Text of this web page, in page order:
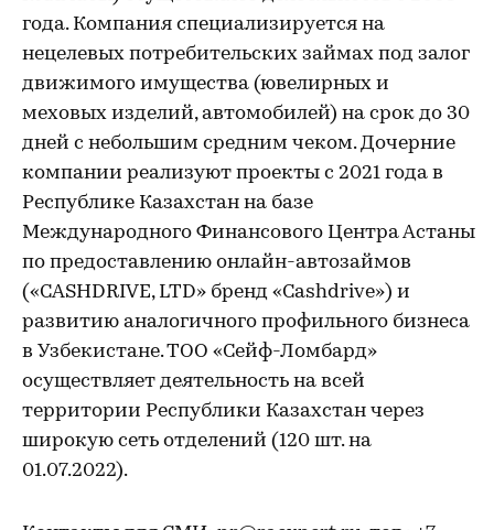
года. Компания специализируется на
нецелевых потребительских займах под залог
движимого имущества (ювелирных и
меховых изделий, автомобилей) на срок до 30
дней с небольшим средним чеком. Дочерние
компании реализуют проекты с 2021 года в
Республике Казахстан на базе
Международного Финансового Центра Астаны
по предоставлению онлайн-автозаймов
(«CASHDRIVE, LTD» бренд «Cashdrive») и
развитию аналогичного профильного бизнеса
в Узбекистане. ТОО «Сейф-Ломбард»
осуществляет деятельность на всей
территории Республики Казахстан через
широкую сеть отделений (120 шт. на
01.07.2022).